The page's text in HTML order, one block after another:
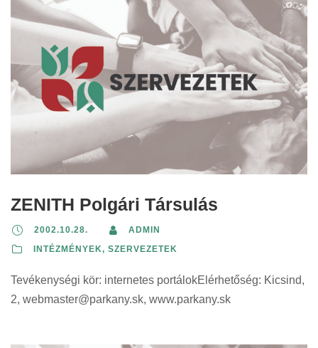
ZENITH Polgári Társulás
2002.10.28.
ADMIN
INTÉZMÉNYEK, SZERVEZETEK
Tevékenységi kör: internetes portálokElérhetőség: Kicsind,
2, webmaster@parkany.sk, www.parkany.sk